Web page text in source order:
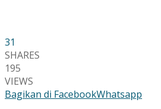
31
SHARES
195
VIEWS
Bagikan di FacebookWhatsapp